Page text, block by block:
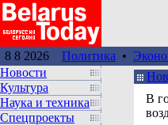
8 8 2026 Политика •
Новости
Культура
Наука и техника
Спецпроекты
В